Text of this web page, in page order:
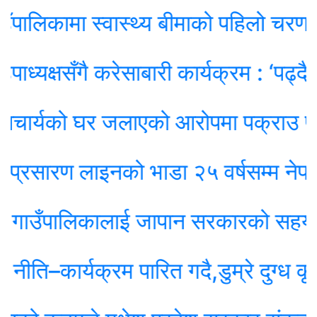
स्वास्थ्य बीमाको पहिलो चरण
करेसाबारी कार्यक्रम :
घर जलाएको आरोपमा पक्राउ
लाइनको भाडा २५ वर्षसम्म नेपालले
जापान सरकारको
पारित गदै,डुम्रे दुग्ध कृषि